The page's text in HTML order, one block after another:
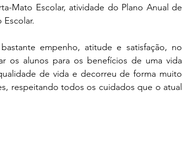
Mato Escolar, atividade do Plano Anual de
empenho, atitude e satisfação, no
os alunos para os benefícios de uma vida
de vida e decorreu de forma muito
respeitando todos os cuidados que o atual